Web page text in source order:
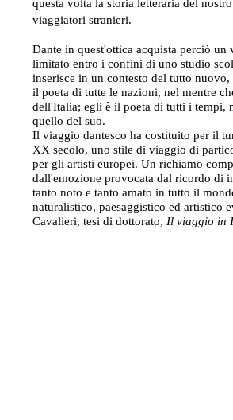
questa volta la storia letteraria del
viaggiatori stranieri.
Dante in quest'ottica acquista perciò
limitato entro i confini di uno studio
inserisce in un contesto del tutto
il poeta di tutte le nazioni, nel mentre
dell'Italia; egli è il poeta di tutti i tempi,
quello del suo.
Il viaggio dantesco ha costituito per il
XX secolo, uno stile di viaggio di
per gli artisti europei. Un richiamo
dall'emozione provocata dal ricordo di
tanto noto e tanto amato in tutto il
naturalistico, paesaggistico ed artistico
Cavalieri, tesi di dottorato, Il viaggio in